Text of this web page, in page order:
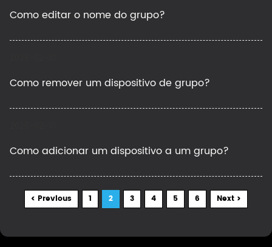
Como editar o nome do grupo?
Como remover um dispositivo de grupo?
Como adicionar um dispositivo a um grupo?
< Previous 1 2 3 4 5 6 Next >